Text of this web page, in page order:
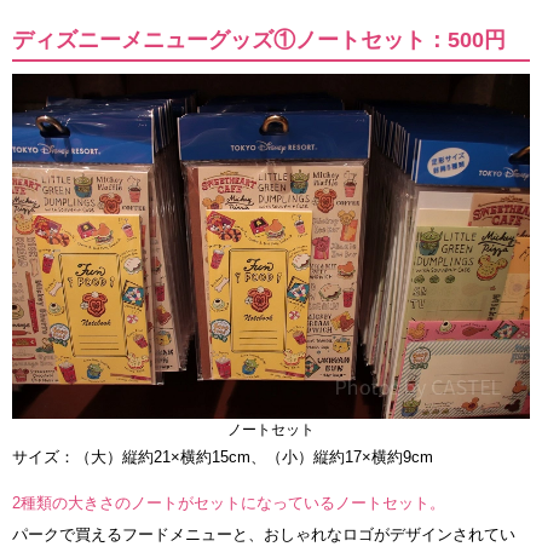
ディズニーメニューグッズ①ノートセット：500円
ノートセット
サイズ：（大）縦約21×横約15cm、（小）縦約17×横約9cm
2種類の大きさのノートがセットになっているノートセット。
パークで買えるフードメニューと、おしゃれなロゴがデザインされてい